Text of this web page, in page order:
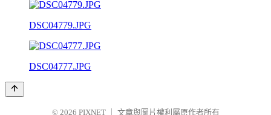
DSC04779.JPG
DSC04777.JPG
© 2026 PIXNET 文章與圖片權利屬原作者所有